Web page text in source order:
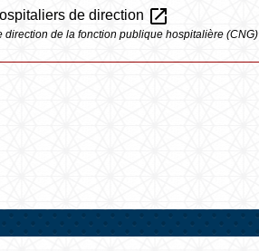
de direction open_in_new
de la fonction publique hospitalière (CNG)